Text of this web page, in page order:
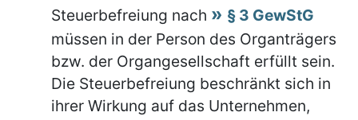
Steuerbefreiung nach
§ 3 GewStG
müssen in der Person des Organträgers
bzw. der Organgesellschaft erfüllt sein.
Die Steuerbefreiung beschränkt sich in
ihrer Wirkung auf das Unternehmen,